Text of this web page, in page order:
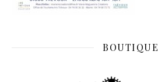
BOUTIQUE